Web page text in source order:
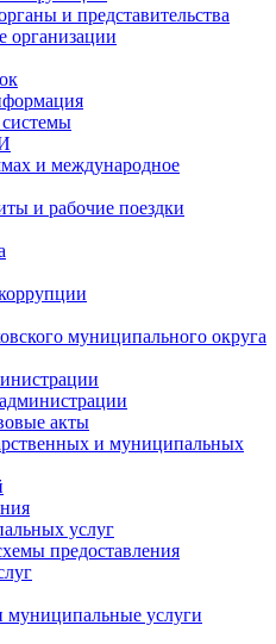
и представительства
организации
и международное
и рабочие поездки
муниципального округа
акты
и муниципальных
услуг
предоставления
муниципальные услуги